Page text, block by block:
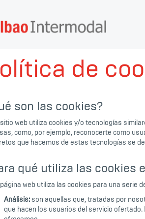
de
son las cookies?
web utiliza cookies y/o tecnologías
como, por ejemplo, reconocerte como
que hacemos de estas tecnologías se
qué utiliza las cookies
web utiliza las cookies para una serie
Análisis: son aquellas que, tratadas por
que hacen los usuarios del servicio